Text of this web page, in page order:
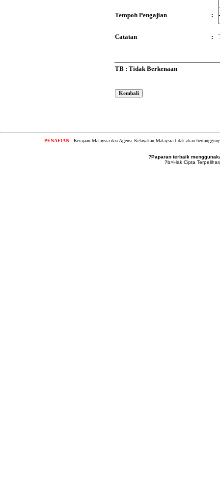
Tempoh Pengajian :
Catatan :
TB : Tidak Berkenaan
PENAFIAN : Kerajaan Malaysia dan Agensi Kelayakan Malaysia tidak akan
?Paparan terbaik
?b>Hak Cipta